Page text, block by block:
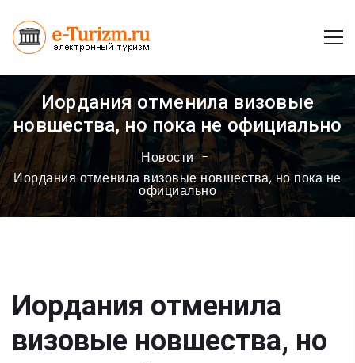
Иордания отменила визовые
новшества, но пока не официально
Новости
Иордания отменила визовые новшества, но пока не
официально
Иордания отменила
визовые новшества, но